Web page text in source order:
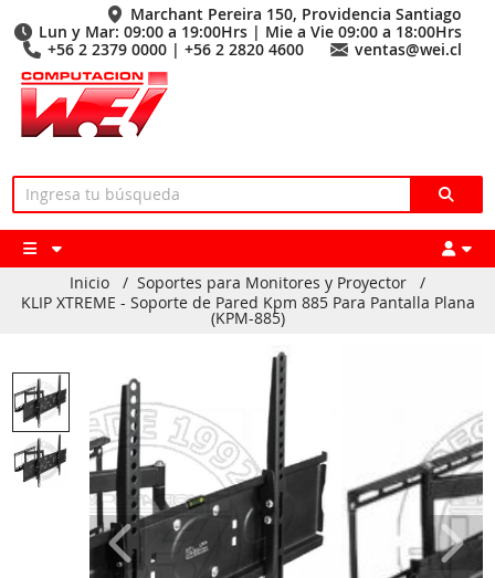
Marchant Pereira 150, Providencia Santiago
Lun y Mar: 09:00 a 19:00Hrs | Mie a Vie 09:00 a 18:00Hrs
+56 2 2379 0000 | +56 2 2820 4600
ventas@wei.cl
Inicio / Soportes para Monitores y Proyector
/
KLIP XTREME - Soporte de Pared Kpm 885 Para Pantalla Plana
(KPM-885)